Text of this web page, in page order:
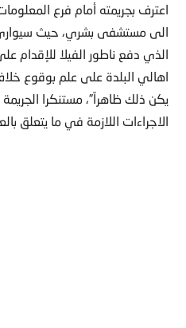
اعترف بجريمته أمام فرع
الى مستشفى بشري، حيث
الذي دفع ناطور الفيلا للإقدام
اهالي البلدة على علم بوقوع
يكن ذلك ظاهراً”، مستنكرا الجريمة
الاجراءات اللازمة في ما يتعلق